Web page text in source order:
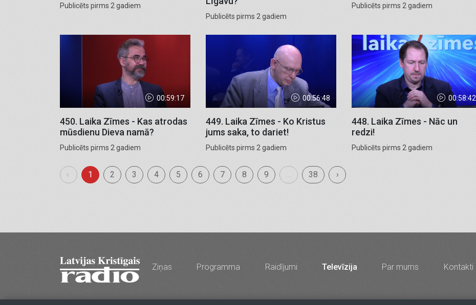
Publicēts pirms 2 gadiem
Publicēts pirms 2 gadiem
Publicēts pirms 2 gadiem
00:59:17
450. Laika Zīmes - Kas atrodas
mūsdienu Dieva namā?
Publicēts pirms 2 gadiem
00:56:48
449. Laika Zīmes - Ko Kristus
jums saka, to dariet!
Publicēts pirms 2 gadiem
00:58:42
448. Laika Zīmes - Nāc un
redzi!
Publicēts pirms 2 gadiem
‹ 1 2 3 4 5 6 7 8 9 … 38 ›
Ziņas Programma Raidījumi Televīzija Par mums Kontakti